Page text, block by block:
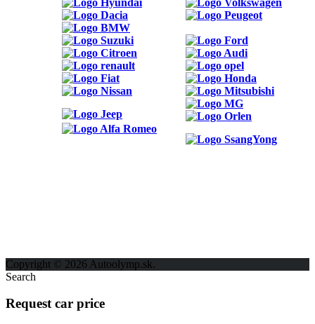
Copyright © 2026 Autoolymp.sk.
Search
Request car price